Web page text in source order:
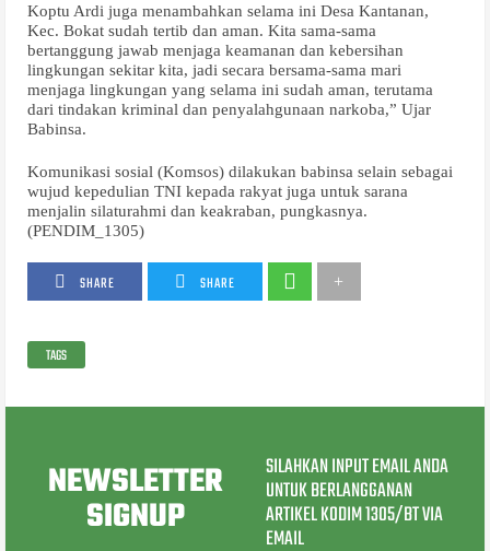
Koptu Ardi juga menambahkan selama ini Desa Kantanan,
Kec. Bokat sudah tertib dan aman. Kita sama-sama
bertanggung jawab menjaga keamanan dan kebersihan
lingkungan sekitar kita, jadi secara bersama-sama mari
menjaga lingkungan yang selama ini sudah aman, terutama
dari tindakan kriminal dan penyalahgunaan narkoba,” Ujar
Babinsa.
Komunikasi sosial (Komsos) dilakukan babinsa selain sebagai
wujud kepedulian TNI kepada rakyat juga untuk sarana
menjalin silaturahmi dan keakraban, pungkasnya.
(PENDIM_1305)
SHARE SHARE
TAGS
NEWSLETTER
SIGNUP
SILAHKAN INPUT EMAIL ANDA
UNTUK BERLANGGANAN
ARTIKEL KODIM 1305/BT VIA
EMAIL